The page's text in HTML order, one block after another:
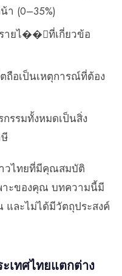
า (0–35%)
รายไ��้ที่เกี่ยวข้อ
ถือเป็นเหตุการณ์ที่ต้อง
รรมทั้งหมดเป็นสิ่ง
วไทยที่มีคุณสมบัติ
าะของคุณ บทความนี้มี
และไม่ได้มีวัตถุประสงค์
เทศไทยแตกต่าง